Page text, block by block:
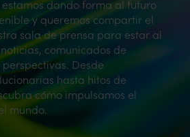
estamos dando forma al futuro
y queremos compartir el
sala de prensa para estar al
comunicados de
Desde
hasta hitos de
cómo impulsamos el
mundo.